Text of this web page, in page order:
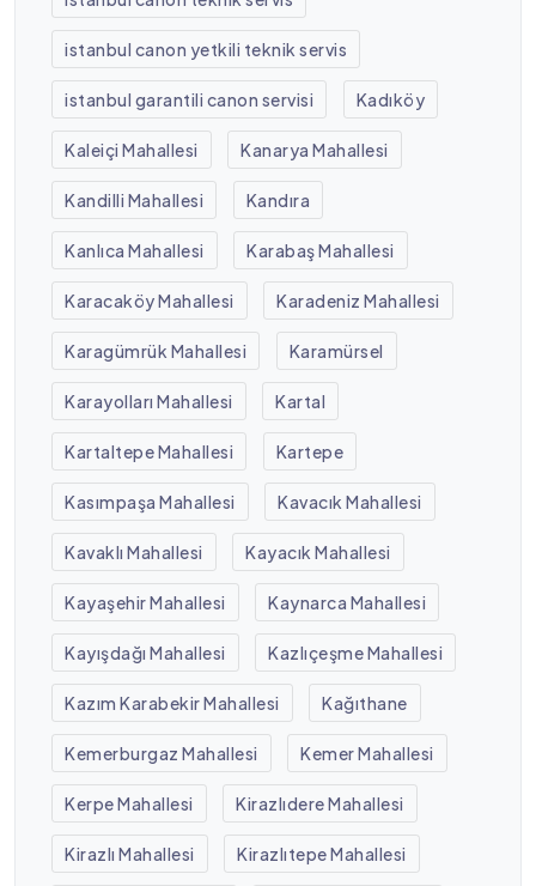
istanbul canon yetkili teknik servis
istanbul garantili canon servisi Kadıköy
Kaleiçi Mahallesi Kanarya Mahallesi
Kandilli Mahallesi Kandıra
Kanlıca Mahallesi Karabaş Mahallesi
Karacaköy Mahallesi Karadeniz Mahallesi
Karagümrük Mahallesi Karamürsel
Karayolları Mahallesi Kartal
Kartaltepe Mahallesi Kartepe
Kasımpaşa Mahallesi Kavacık Mahallesi
Kavaklı Mahallesi Kayacık Mahallesi
Kayaşehir Mahallesi Kaynarca Mahallesi
Kayışdağı Mahallesi Kazlıçeşme Mahallesi
Kazım Karabekir Mahallesi Kağıthane
Kemerburgaz Mahallesi Kemer Mahallesi
Kerpe Mahallesi Kirazlıdere Mahallesi
Kirazlı Mahallesi Kirazlıtepe Mahallesi